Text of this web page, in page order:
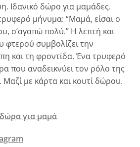
Ιδανικό δώρο για μαμάδες.
μήνυμα: “Μαμά, είσαι ο
σ’αγαπώ πολύ.” Η λεπτή και
φτερού συμβολίζει την
και τη φροντίδα. Ένα τρυφερό
που αναδεικνύει τον ρόλο της
με κάρτα και κουτί δώρου.
για μαμά